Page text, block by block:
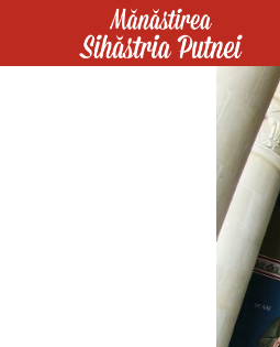
Mergi la conţinutul principal
Mănăstirea Sihăstria Putnei